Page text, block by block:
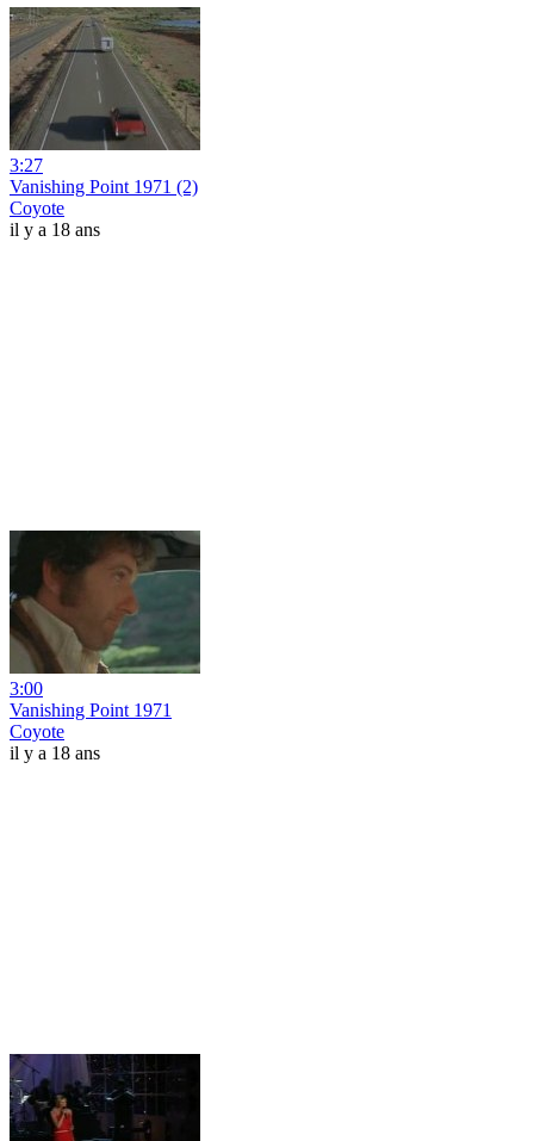
3:27
Vanishing Point 1971 (2)
Coyote
il y a 18 ans
3:00
Vanishing Point 1971
Coyote
il y a 18 ans